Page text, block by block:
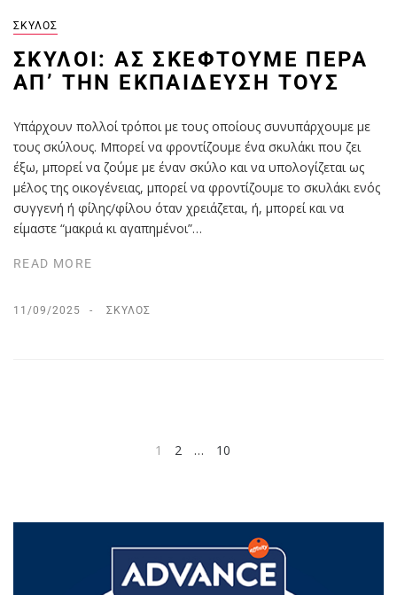
ΣΚΎΛΟΣ
ΣΚΎΛΟΙ: ΑΣ ΣΚΕΦΤΟΎΜΕ ΠΈΡΑ
ΑΠ’ ΤΗΝ ΕΚΠΑΊΔΕΥΣΉ ΤΟΥΣ
Υπάρχουν πολλοί τρόποι με τους οποίους συνυπάρχουμε με
τους σκύλους. Μπορεί να φροντίζουμε ένα σκυλάκι που ζει
έξω, μπορεί να ζούμε με έναν σκύλο και να υπολογίζεται ως
μέλος της οικογένειας, μπορεί να φροντίζουμε το σκυλάκι ενός
συγγενή ή φίλης/φίλου όταν χρειάζεται, ή, μπορεί και να
είμαστε “μακριά κι αγαπημένοι”…
READ MORE
11/09/2025 ΣΚΎΛΟΣ
1 2 … 10